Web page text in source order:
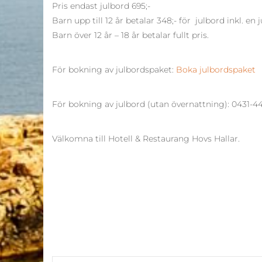
Pris endast julbord 695;-
Barn upp till 12 år betalar 348;- för julbord inkl. en
Barn över 12 år – 18 år betalar fullt pris.
För bokning av julbordspaket: Boka julbordspaket
För bokning av julbord (utan övernattning): 0431-
Välkomna till Hotell & Restaurang Hovs Hallar.